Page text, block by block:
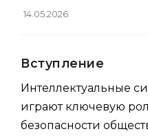
14.05.2026
Вступление
Интеллектуальные
играют ключевую
безопасности